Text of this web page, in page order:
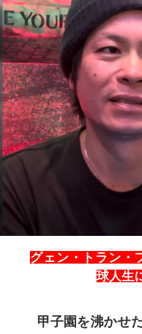
グェン・トラン・
球人生
甲子園を沸かせ